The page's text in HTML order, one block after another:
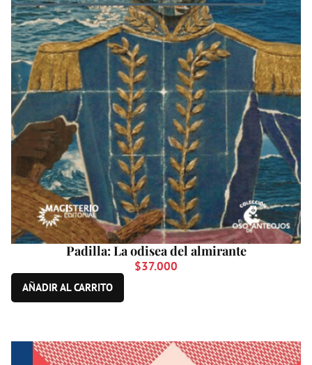
Padilla: La odisea del almirante
$37.000
AÑADIR AL CARRITO